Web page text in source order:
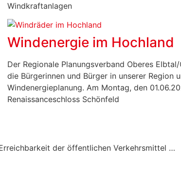
Windkraftanlagen
Windenergie im Hochland
Der Regionale Planungsverband Oberes
die Bürgerinnen und Bürger in unserer Region
Windenergieplanung. Am Montag, den
Renaissanceschloss Schönfeld
der öffentlichen Verkehrsmittel …